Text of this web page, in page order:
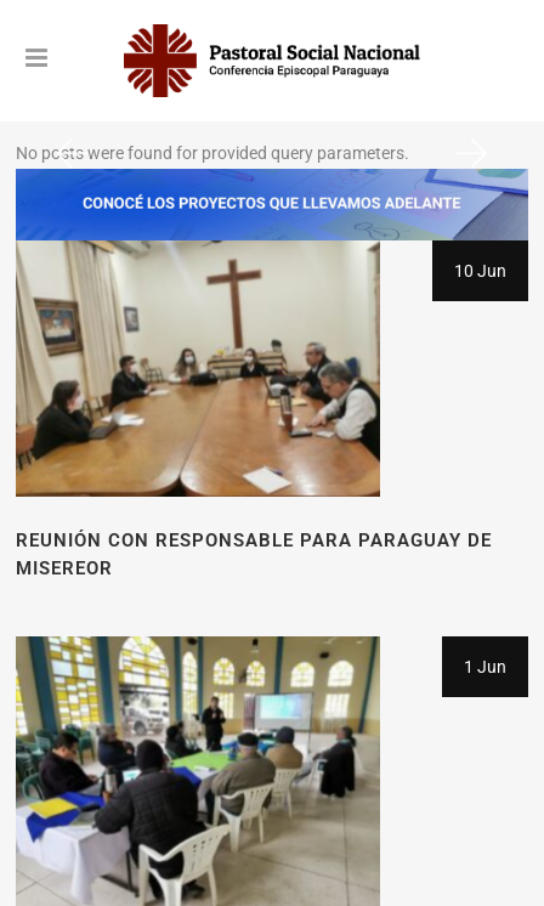
No posts were found for provided query parameters.
10 Jun
REUNIÓN CON RESPONSABLE PARA PARAGUAY DE
MISEREOR
1 Jun